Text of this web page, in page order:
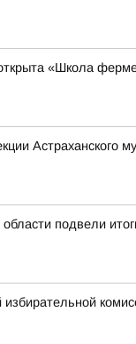
«Школа
Астраханского
подвели
избирательной